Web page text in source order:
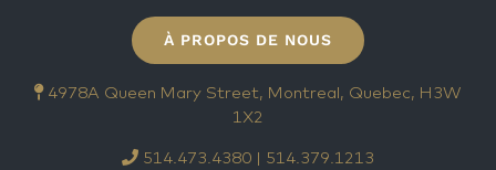
À PROPOS DE NOUS
4978A Queen Mary Street, Montreal, Quebec, H3W
1X2
514.473.4380 | 514.379.1213